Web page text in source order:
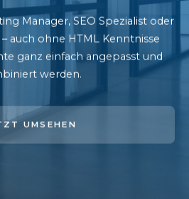
Manager, SEO Spezialist oder
auch ohne HTML Kenntnisse
ganz einfach angepasst und
werden.
UMSEHEN